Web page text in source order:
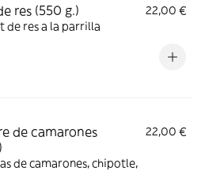
res (550 g.)
22,00 €
de res a la parrilla
de camarones
22,00 €
de camarones, chipotle,